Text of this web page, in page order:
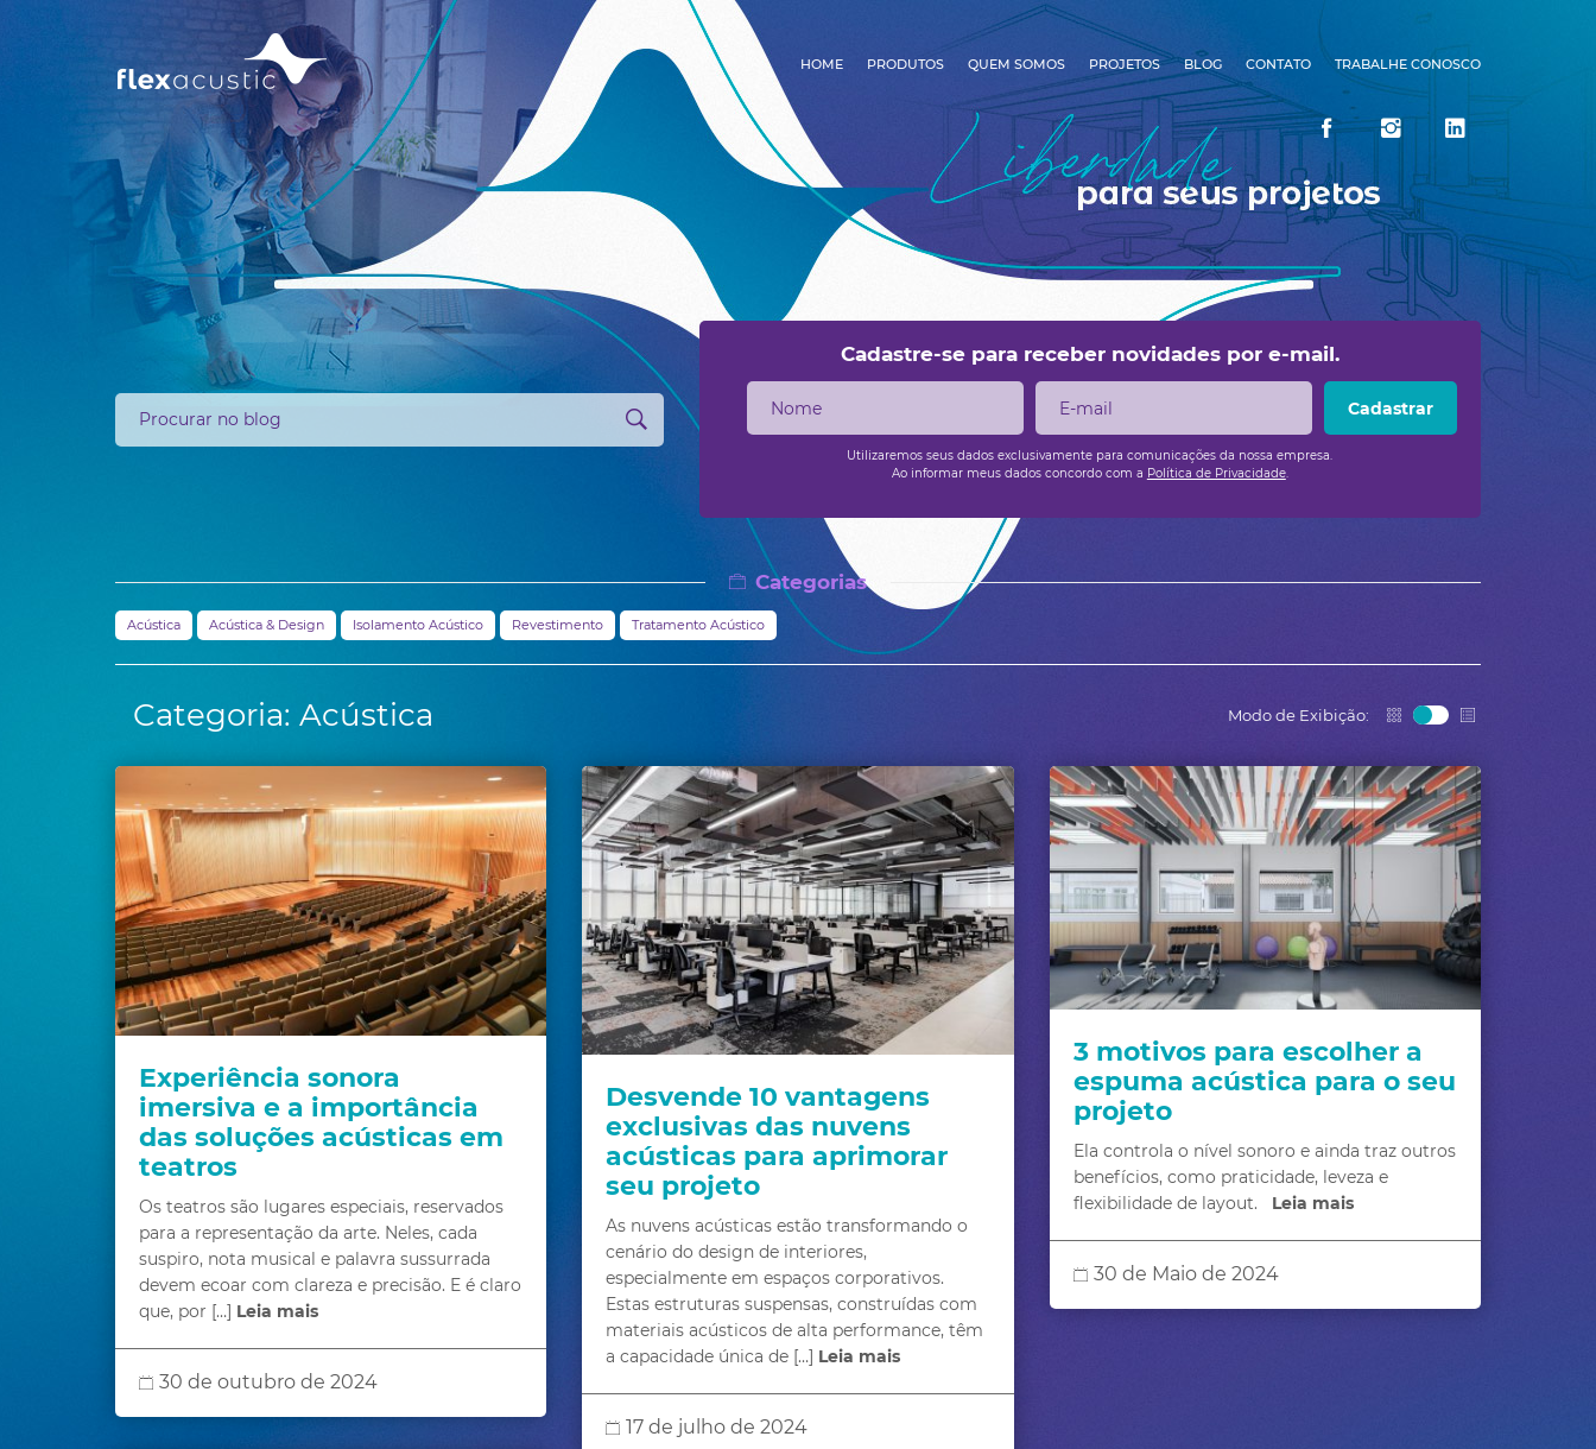
HOME PRODUTOS QUEM SOMOS PROJETOS BLOG CONTATO TRABALHE CONOSCO
Cadastre-se para receber novidades por e-mail.
Utilizaremos seus dados exclusivamente para comunicações da nossa empresa.
Ao informar meus dados concordo com a Política de Privacidade.
Categorias
Acústica Acústica & Design Isolamento Acústico Revestimento Tratamento Acústico
Categoria: Acústica Modo de Exibição:
Experiência sonora
imersiva e a importância
das soluções acústicas em
teatros
Os teatros são lugares especiais, reservados
para a representação da arte. Neles, cada
suspiro, nota musical e palavra sussurrada
devem ecoar com clareza e precisão. E é claro
que, por […] Leia mais
30 de outubro de 2024
Desvende 10 vantagens
exclusivas das nuvens
acústicas para aprimorar
seu projeto
As nuvens acústicas estão transformando o
cenário do design de interiores,
especialmente em espaços corporativos.
Estas estruturas suspensas, construídas com
materiais acústicos de alta performance, têm
a capacidade única de […] Leia mais
17 de julho de 2024
3 motivos para escolher a
espuma acústica para o seu
projeto
Ela controla o nível sonoro e ainda traz outros
benefícios, como praticidade, leveza e
flexibilidade de layout. Leia mais
30 de Maio de 2024
flexacustic